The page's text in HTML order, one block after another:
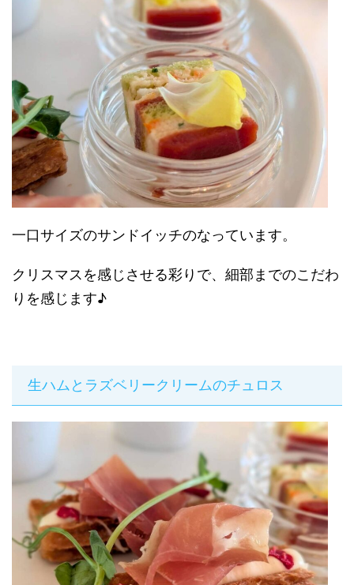
一口サイズのサンドイッチのなっています。
クリスマスを感じさせる彩りで、細部までのこだわ
りを感じます♪
生ハムとラズベリークリームのチュロス